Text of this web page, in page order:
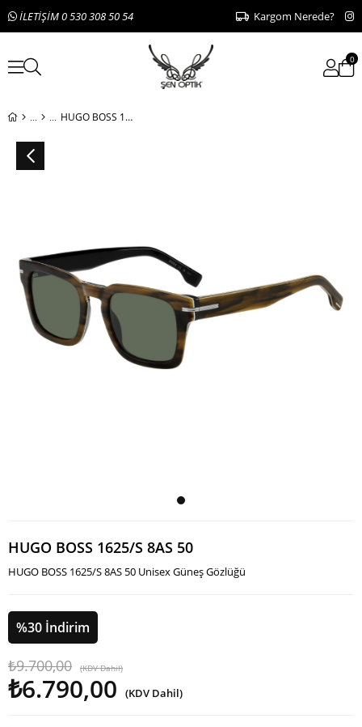
İLETİŞİM 0 530 308 50 54 Kargom Nerede?
0
HUGO BOSS 1625/S 8AS 50
HUGO BOSS 1625/S 8AS 50
HUGO BOSS 1625/S 8AS 50 Unisex Güneş Gözlüğü
%30 İndirim
₺9.700,00 (KDV Dahil)
₺6.790,00 (KDV Dahil)